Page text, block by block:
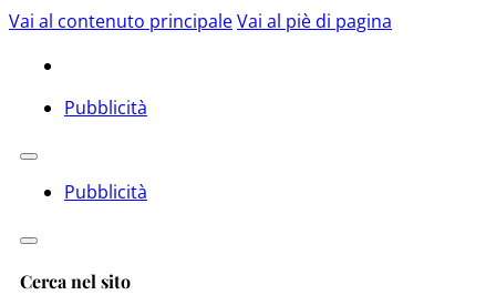
Vai al contenuto principaleVai al piè di pagina
Pubblicità
Pubblicità
Cerca nel sito